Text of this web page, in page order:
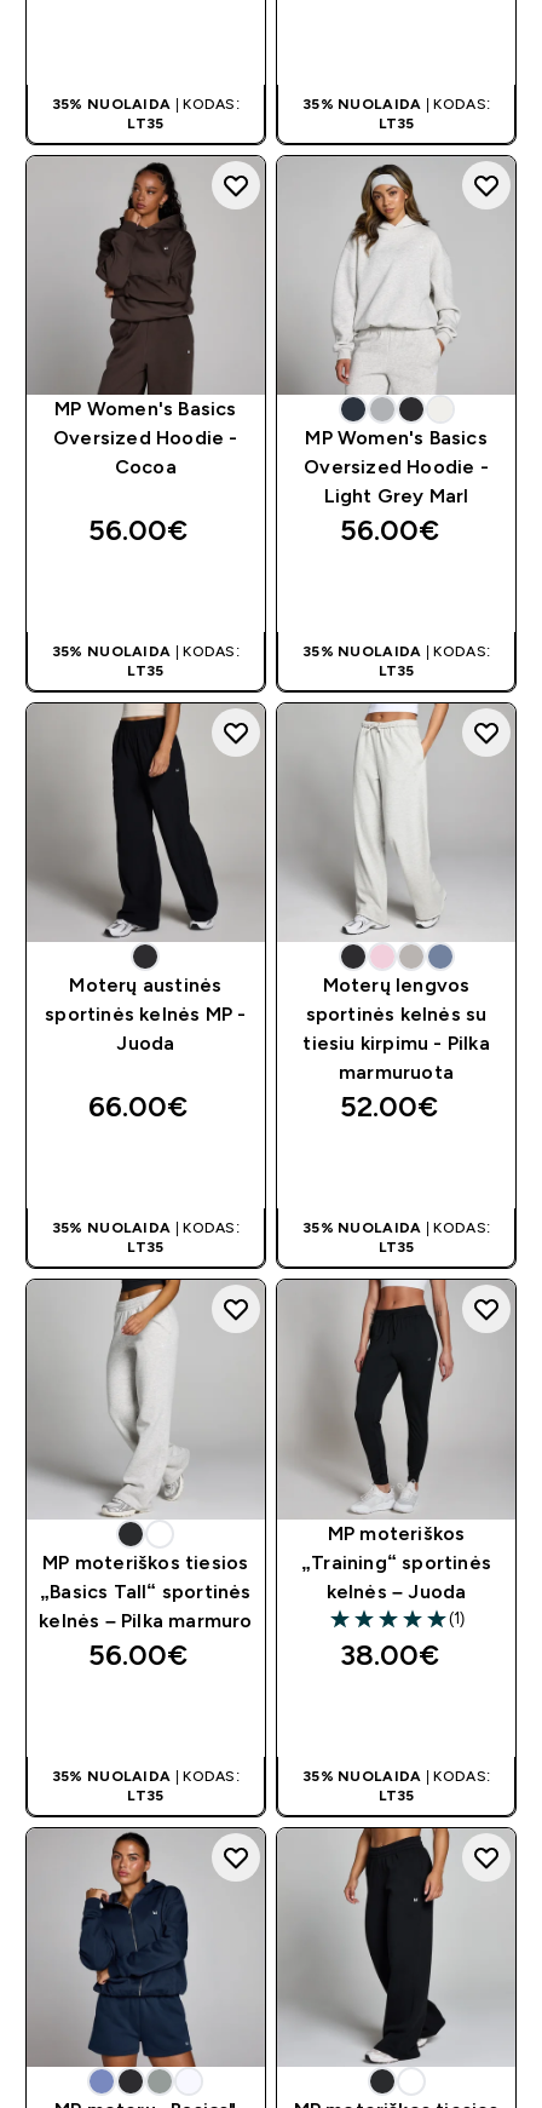
35% NUOLAIDA | KODAS:
LT35
35% NUOLAIDA | KODAS:
LT35
MP Women's Basics
Oversized Hoodie -
Cocoa
56.00€‎
35% NUOLAIDA | KODAS:
LT35
MP Women's Basics
Oversized Hoodie -
Light Grey Marl
56.00€‎
35% NUOLAIDA | KODAS:
LT35
Moterų austinės
sportinės kelnės MP -
Juoda
66.00€‎
35% NUOLAIDA | KODAS:
LT35
Moterų lengvos
sportinės kelnės su
tiesiu kirpimu - Pilka
marmuruota
52.00€‎
35% NUOLAIDA | KODAS:
LT35
MP moteriškos tiesios
„Basics Tall“ sportinės
kelnės – Pilka marmuro
56.00€‎
35% NUOLAIDA | KODAS:
LT35
MP moteriškos
„Training“ sportinės
kelnės – Juoda
5 out of 5 stars
(1)
38.00€‎
35% NUOLAIDA | KODAS:
LT35